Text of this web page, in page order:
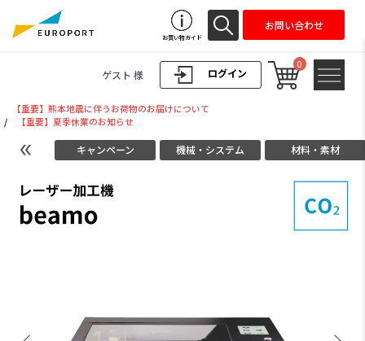
ログイン
ゲスト 様
0
お買い物ガイド
お問い合わせ
【重要】熊本地震に伴うお荷物のお届けについて
/
【重要】夏季休業のお知らせ
キャンペーン 機械・システム 材料・素材